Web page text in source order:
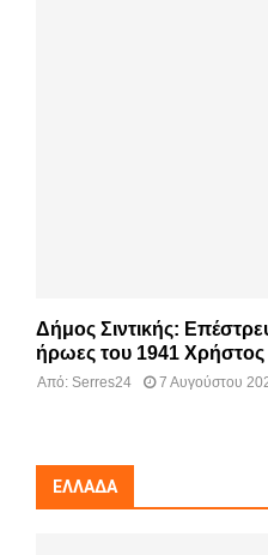
Δήμος Σιντικής:
ήρωες του 1941 Χρήστος
Από: Serres24 7 Αυγούστου
ΕΛΛΆΔΑ